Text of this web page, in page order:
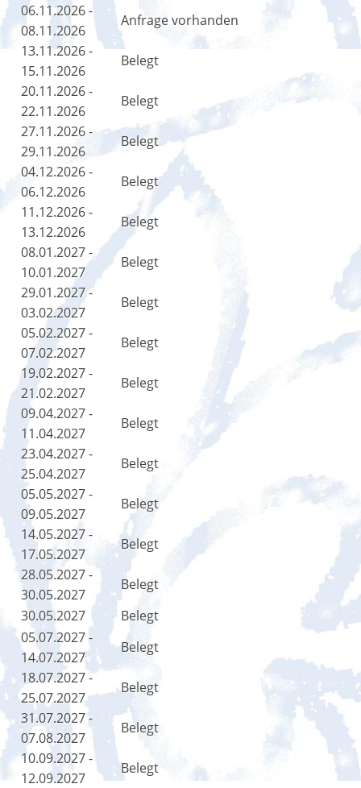
06.11.2026 -
08.11.2026
Anfrage vorhanden
13.11.2026 -
15.11.2026
Belegt
20.11.2026 -
22.11.2026
Belegt
27.11.2026 -
29.11.2026
Belegt
04.12.2026 -
06.12.2026
Belegt
11.12.2026 -
13.12.2026
Belegt
08.01.2027 -
10.01.2027
Belegt
29.01.2027 -
03.02.2027
Belegt
05.02.2027 -
07.02.2027
Belegt
19.02.2027 -
21.02.2027
Belegt
09.04.2027 -
11.04.2027
Belegt
23.04.2027 -
25.04.2027
Belegt
05.05.2027 -
09.05.2027
Belegt
14.05.2027 -
17.05.2027
Belegt
28.05.2027 -
30.05.2027
Belegt
30.05.2027
Belegt
05.07.2027 -
14.07.2027
Belegt
18.07.2027 -
25.07.2027
Belegt
31.07.2027 -
07.08.2027
Belegt
10.09.2027 -
12.09.2027
Belegt